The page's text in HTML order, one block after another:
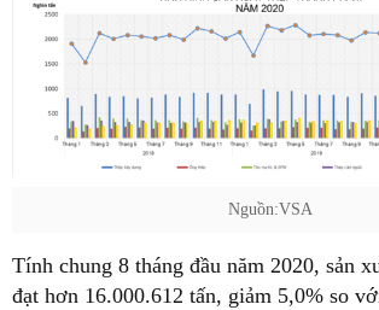
Nguồn:VSA
Tính chung 8 tháng đầu năm 2020, sản
đạt hơn 16.000.612 tấn, giảm 5,0% so